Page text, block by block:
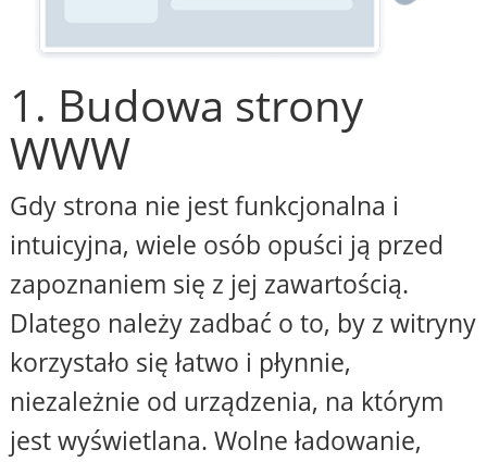
1. Budowa strony
WWW
Gdy strona nie jest funkcjonalna i
intuicyjna, wiele osób opuści ją przed
zapoznaniem się z jej zawartością.
Dlatego należy zadbać o to, by z witryny
korzystało się łatwo i płynnie,
niezależnie od urządzenia, na którym
jest wyświetlana. Wolne ładowanie,